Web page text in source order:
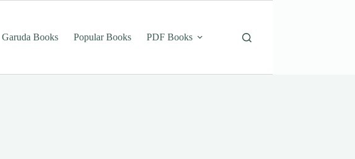
Garuda Books Popular Books PDF Books